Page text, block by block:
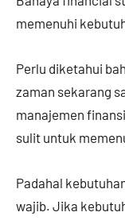
memenuhi
Perlu diketahui
zaman sekarang
manajemen
sulit untuk
Padahal
wajib. Jika